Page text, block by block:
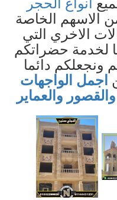
انواع الحجر
من الاسهم الخاصة
الاخري التي
لخدمة حضراتكم
دائما
اجمل الواجهات
والعماير